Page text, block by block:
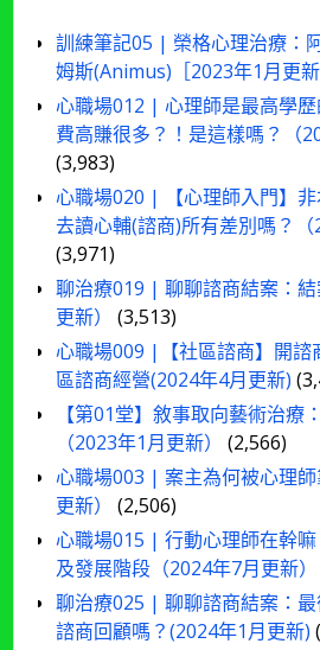
訓練筆記05 | 榮格心理治療：
姆斯(Animus)［2023年1月更新
心職場012 | 心理師是最高學
費高賺很多？！是這樣嗎？（
(3,983)
心職場020 | 【心理師入門】
去讀心輔(諮商)所有差別嗎？（
(3,971)
聊治療019 | 聊聊諮商結案：
更新）
(3,513)
心職場009 |【社區諮商】開諮
區諮商經營(2024年4月更新)
【第01堂】敘事取向藝術治療
（2023年1月更新）
(2,566)
心職場003 | 案主為何被心理
更新）
(2,506)
心職場015 | 行動心理師在幹
及發展階段（2024年7月更新）
聊治療025 | 聊聊諮商結案：
諮商回顧嗎？(2024年1月更新)